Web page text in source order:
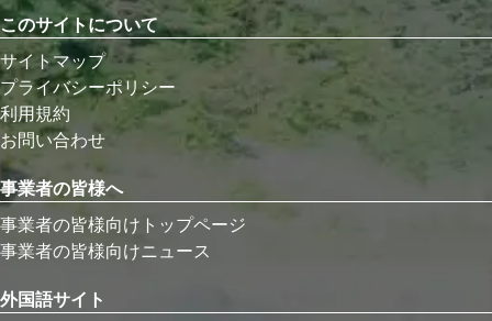
このサイトについて
サイトマップ
プライバシーポリシー
利用規約
お問い合わせ
事業者の皆様へ
事業者の皆様向けトップページ
事業者の皆様向けニュース
外国語サイト